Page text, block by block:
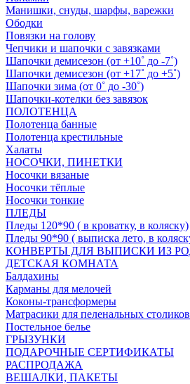
Манишки, снуды, шарфы, варежки
Ободки
Повязки на голову
Чепчики и шапочки с завязками
Шапочки демисезон (от +10˚ до -7˚)
Шапочки демисезон (от +17˚ до +5˚)
Шапочки зима (от 0˚ до -30˚)
Шапочки-котелки без завязок
ПОЛОТЕНЦА
Полотенца банные
Полотенца крестильные
Халаты
НОСОЧКИ, ПИНЕТКИ
Носочки вязаные
Носочки тёплые
Носочки тонкие
ПЛЕДЫ
Пледы 120*90 ( в кроватку, в коляску)
Пледы 90*90 ( выписка лето, в
КОНВЕРТЫ ДЛЯ ВЫПИСКИ ИЗ
ДЕТСКАЯ КОМНАТА
Балдахины
Карманы для мелочей
Коконы-трансформеры
Матрасики для пеленальных столиков
Постельное белье
ГРЫЗУНКИ
ПОДАРОЧНЫЕ СЕРТИФИКАТЫ
РАСПРОДАЖА
ВЕШАЛКИ, ПАКЕТЫ